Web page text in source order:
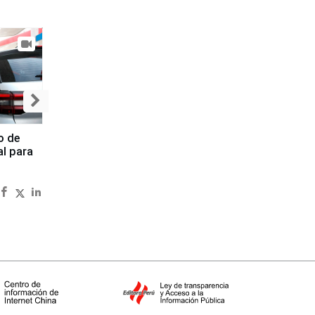
de
para